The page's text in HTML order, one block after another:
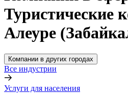
Туристические
Алеуре
Компании в других городах
Все индустрии
Услуги для населения